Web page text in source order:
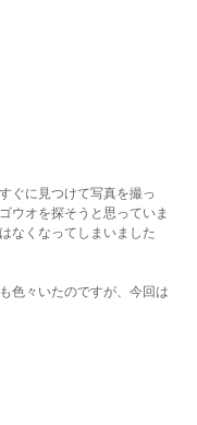
ぐに見つけて写真を撮っ
ウオを探そうと思っていま
なくなってしまいました
色々いたのですが、今回は